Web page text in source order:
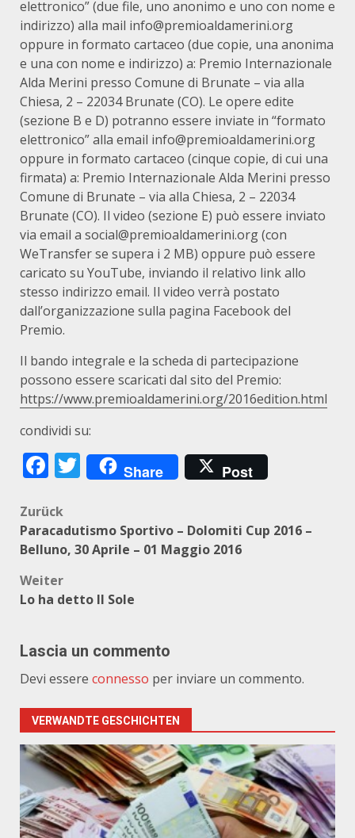
elettronico” (due file, uno anonimo e uno con nome e
indirizzo) alla mail info@premioaldamerini.org
oppure in formato cartaceo (due copie, una anonima
e una con nome e indirizzo) a: Premio Internazionale
Alda Merini presso Comune di Brunate – via alla
Chiesa, 2 – 22034 Brunate (CO). Le opere edite
(sezione B e D) potranno essere inviate in “formato
elettronico” alla email info@premioaldamerini.org
oppure in formato cartaceo (cinque copie, di cui una
firmata) a: Premio Internazionale Alda Merini presso
Comune di Brunate – via alla Chiesa, 2 – 22034
Brunate (CO). Il video (sezione E) può essere inviato
via email a social@premioaldamerini.org (con
WeTransfer se supera i 2 MB) oppure può essere
caricato su YouTube, inviando il relativo link allo
stesso indirizzo email. Il video verrà postato
dall’organizzazione sulla pagina Facebook del
Premio.
Il bando integrale e la scheda di partecipazione
possono essere scaricati dal sito del Premio:
https://www.premioaldamerini.org/2016edition.html
condividi su:
Facebook
Twitter
Share Post
Beitragsnavigation
Zurück
Paracadutismo Sportivo – Dolomiti Cup 2016 –
Belluno, 30 Aprile – 01 Maggio 2016
Weiter
Lo ha detto Il Sole
Lascia un commento
Devi essere connesso per inviare un commento.
VERWANDTE GESCHICHTEN